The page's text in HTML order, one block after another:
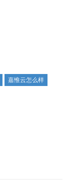
嘉惟云怎么样